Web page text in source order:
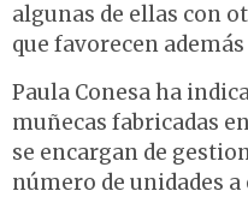
algunas de ellas con
que favorecen
Paula Conesa ha
muñecas fabricadas
se encargan de
número de unidades a